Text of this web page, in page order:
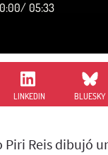
/ 05:33
LINKEDIN BLUESKY
Reis dibujó